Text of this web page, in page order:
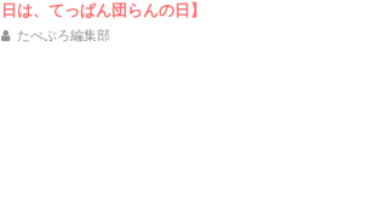
日は、てっぱん団らんの日】
たべぷろ編集部